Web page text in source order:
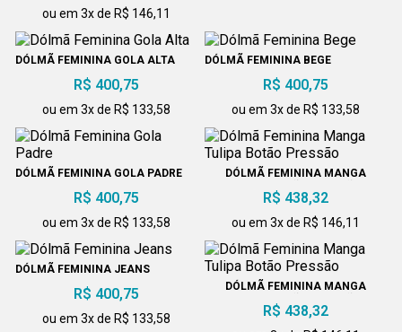
ou em 3x de R$ 146,11
DÓLMÃ FEMININA GOLA ALTA
R$ 400,75
ou em 3x de R$ 133,58
DÓLMÃ FEMININA BEGE
R$ 400,75
ou em 3x de R$ 133,58
DÓLMÃ FEMININA GOLA PADRE
R$ 400,75
ou em 3x de R$ 133,58
DÓLMÃ FEMININA MANGA
R$ 438,32
ou em 3x de R$ 146,11
DÓLMÃ FEMININA JEANS
R$ 400,75
ou em 3x de R$ 133,58
DÓLMÃ FEMININA MANGA
R$ 438,32